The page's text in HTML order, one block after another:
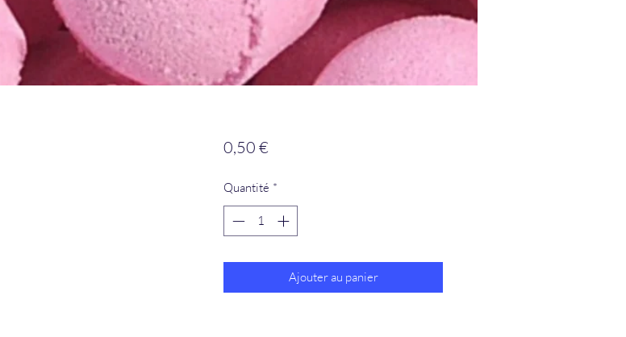
0,50 €
Quantité *
Ajouter au panier